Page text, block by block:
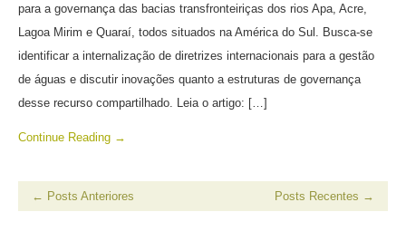
para a governança das bacias transfronteiriças dos rios Apa, Acre,
Lagoa Mirim e Quaraí, todos situados na América do Sul. Busca-se
identificar a internalização de diretrizes internacionais para a gestão
de águas e discutir inovações quanto a estruturas de governança
desse recurso compartilhado. Leia o artigo: […]
Continue Reading →
← Posts Anteriores Posts Recentes →